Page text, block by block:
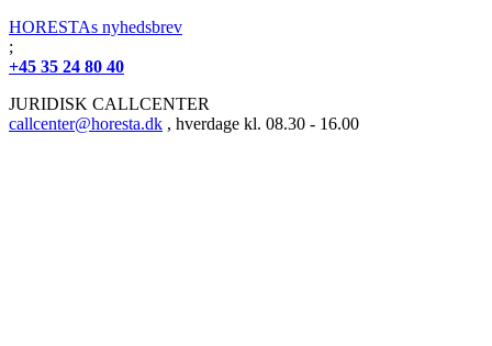
HORESTAs nyhedsbrev
;
+45 35 24 80 40
JURIDISK CALLCENTER
callcenter@horesta.dk , hverdage kl. 08.30 - 16.00